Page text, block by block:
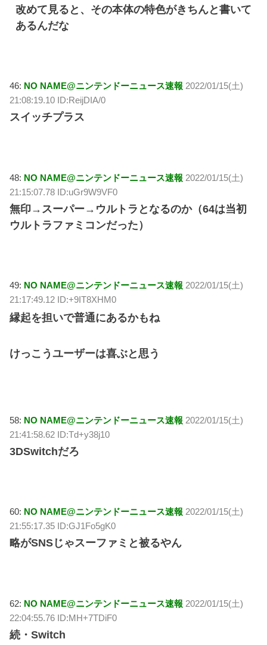
改めて見ると、その本体の特色がきちんと書いて
あるんだな
46: NO NAME@ニンテンドーニュース速報 2022/01/15(土)
21:08:19.10 ID:ReijDIA/0
スイッチプラス
48: NO NAME@ニンテンドーニュース速報 2022/01/15(土)
21:15:07.78 ID:uGr9W9VF0
無印→スーパー→ウルトラとなるのか（64は当初
ウルトラファミコンだった）
49: NO NAME@ニンテンドーニュース速報 2022/01/15(土)
21:17:49.12 ID:+9IT8XHM0
縁起を担いで普通にあるかもね
けっこうユーザーは喜ぶと思う
58: NO NAME@ニンテンドーニュース速報 2022/01/15(土)
21:41:58.62 ID:Td+y38j10
3DSwitchだろ
60: NO NAME@ニンテンドーニュース速報 2022/01/15(土)
21:55:17.35 ID:GJ1Fo5gK0
略がSNSじゃスーファミと被るやん
62: NO NAME@ニンテンドーニュース速報 2022/01/15(土)
22:04:55.76 ID:MH+7TDiF0
続・Switch